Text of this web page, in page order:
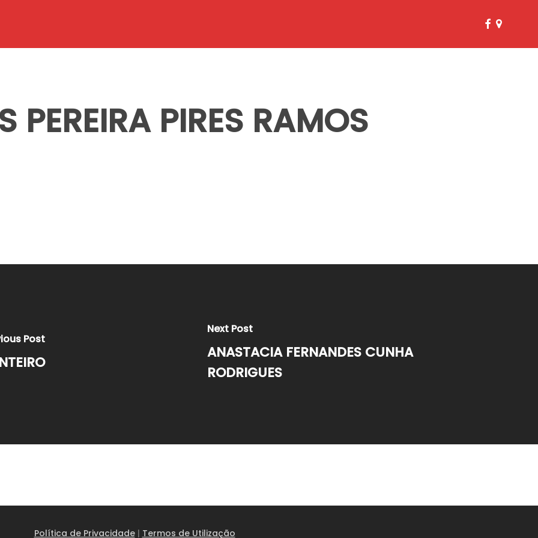
facebook
google-
plus
PEREIRA PIRES RAMOS
Post
Next Post
ANASTACIA FERNANDES CUNHA
RODRIGUES
Política de Privacidade| Termos de Utilização